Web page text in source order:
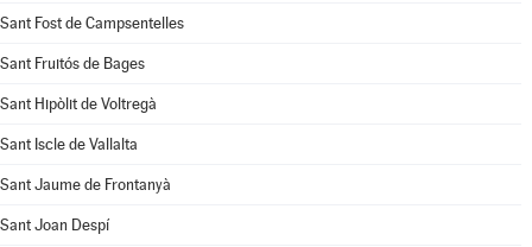
Sant Fost de Campsentelles
Sant Fruitós de Bages
Sant Hipòlit de Voltregà
Sant Iscle de Vallalta
Sant Jaume de Frontanyà
Sant Joan Despí